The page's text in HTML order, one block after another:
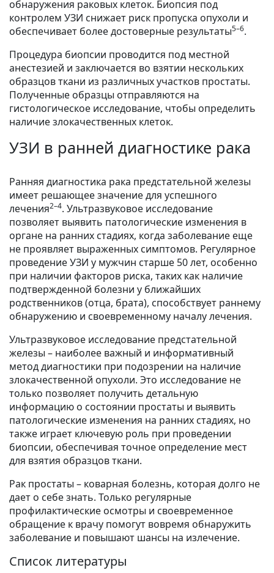
обнаружения раковых клеток. Биопсия под
контролем УЗИ снижает риск пропуска опухоли и
обеспечивает более достоверные результаты5–6.
Процедура биопсии проводится под местной
анестезией и заключается во взятии нескольких
образцов ткани из различных участков простаты.
Полученные образцы отправляются на
гистологическое исследование, чтобы определить
наличие злокачественных клеток.
УЗИ в ранней диагностике рака
Ранняя диагностика рака предстательной железы
имеет решающее значение для успешного
лечения2–4. Ультразвуковое исследование
позволяет выявить патологические изменения в
органе на ранних стадиях, когда заболевание еще
не проявляет выраженных симптомов. Регулярное
проведение УЗИ у мужчин старше 50 лет, особенно
при наличии факторов риска, таких как наличие
подтвержденной болезни у ближайших
родственников (отца, брата), способствует раннему
обнаружению и своевременному началу лечения.
Ультразвуковое исследование предстательной
железы – наиболее важный и информативный
метод диагностики при подозрении на наличие
злокачественной опухоли. Это исследование не
только позволяет получить детальную
информацию о состоянии простаты и выявить
патологические изменения на ранних стадиях, но
также играет ключевую роль при проведении
биопсии, обеспечивая точное определение мест
для взятия образцов ткани.
Рак простаты – коварная болезнь, которая долго не
дает о себе знать. Только регулярные
профилактические осмотры и своевременное
обращение к врачу помогут вовремя обнаружить
заболевание и повышают шансы на излечение.
Список литературы